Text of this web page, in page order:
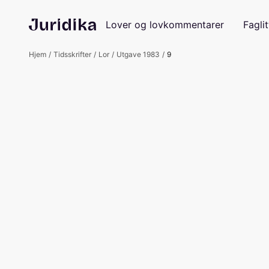
Lover og lovkommentarer
Hjem Tidsskrifter Lor Utgave 1983 9